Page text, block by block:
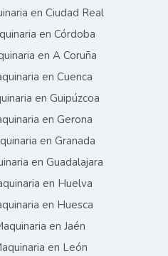
en Ciudad Real
en Córdoba
en A Coruña
en Cuenca
en Guipúzcoa
en Gerona
en Granada
en Guadalajara
en Huelva
en Huesca
en Jaén
en León